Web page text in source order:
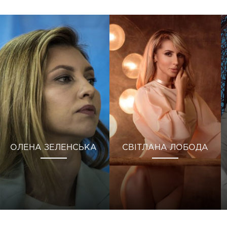
ОЛЕНА ЗЕЛЕНСЬКА СВІТЛАНА ЛОБОДА